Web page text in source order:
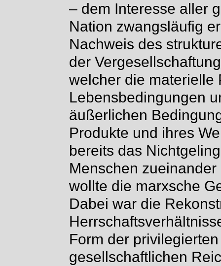
– dem Interesse aller
Nation zwangsläufig
Nachweis des
der
welcher die materielle
Lebensbedingungen
äußerlichen
Produkte und ihres
bereits das
Menschen
wollte die marxsche
Dabei war die
Form der
gesellschaftlichen